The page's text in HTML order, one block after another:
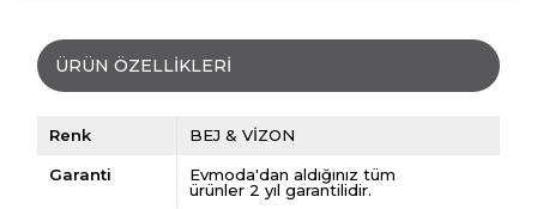
ÜRÜN ÖZELLIKLERI
Renk BEJ & VİZON
Garanti
Evmoda'dan aldığınız tüm
ürünler 2 yıl garantilidir.